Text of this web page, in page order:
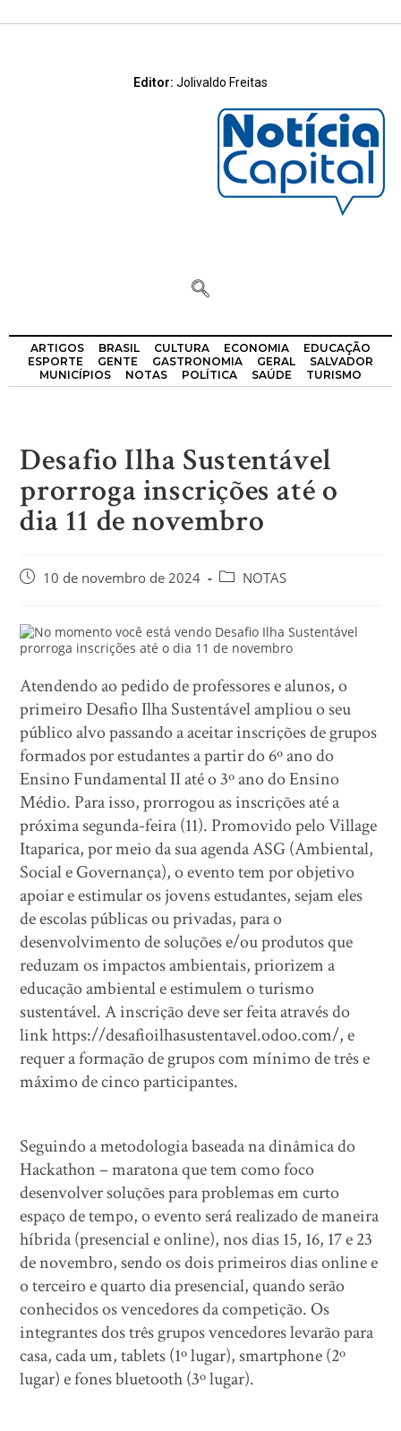
Editor: Jolivaldo Freitas
ARTIGOS BRASIL CULTURA ECONOMIA
EDUCAÇÃO
ESPORTE
GENTE GASTRONOMIA GERAL
SALVADOR
MUNICÍPIOS
NOTAS POLÍTICA SAÚDE TURISMO
Desafio Ilha Sustentável
prorroga inscrições até o
dia 11 de novembro
10 de novembro de 2024 NOTAS
Atendendo ao pedido de professores e alunos, o
primeiro Desafio Ilha Sustentável ampliou o seu
público alvo passando a aceitar inscrições de grupos
formados por estudantes a partir do 6º ano do
Ensino Fundamental II até o 3º ano do Ensino
Médio. Para isso, prorrogou as inscrições até a
próxima segunda-feira (11). Promovido pelo Village
Itaparica, por meio da sua agenda ASG (Ambiental,
Social e Governança), o evento tem por objetivo
apoiar e estimular os jovens estudantes, sejam eles
de escolas públicas ou privadas, para o
desenvolvimento de soluções e/ou produtos que
reduzam os impactos ambientais, priorizem a
educação ambiental e estimulem o turismo
sustentável. A inscrição deve ser feita através do
link https://desafioilhasustentavel.odoo.com/, e
requer a formação de grupos com mínimo de três e
máximo de cinco participantes.
Seguindo a metodologia baseada na dinâmica do
Hackathon – maratona que tem como foco
desenvolver soluções para problemas em curto
espaço de tempo, o evento será realizado de maneira
híbrida (presencial e online), nos dias 15, 16, 17 e 23
de novembro, sendo os dois primeiros dias online e
o terceiro e quarto dia presencial, quando serão
conhecidos os vencedores da competição. Os
integrantes dos três grupos vencedores levarão para
casa, cada um, tablets (1º lugar), smartphone (2º
lugar) e fones bluetooth (3º lugar).